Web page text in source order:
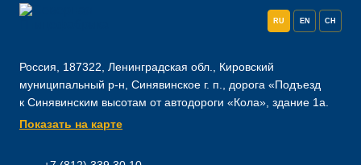
RU EN CH
Россия, 187322, Ленинградская обл., Кировский
муниципальный р-н, Синявинское г. п., дорога «Подъезд
к Синявинским высотам от автодороги «Кола», здание 1а.
Показать на карте